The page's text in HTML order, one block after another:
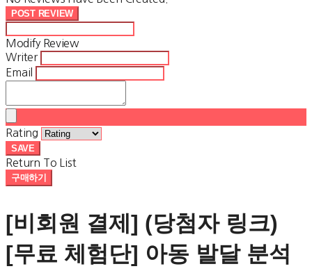
POST REVIEW
Modify Review
Writer
Email
Rating
SAVE
Return To List
구매하기
[비회원 결제] (당첨자 링크)
[무료 체험단] 아동 발달 분석